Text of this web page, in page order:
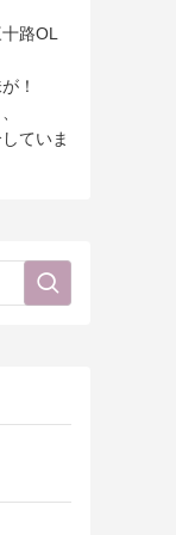
路OL
！
ていま